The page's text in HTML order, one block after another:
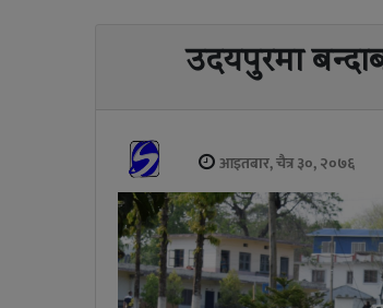
उदयपुरमा
आइतबार, चैत्र ३०, २०७६